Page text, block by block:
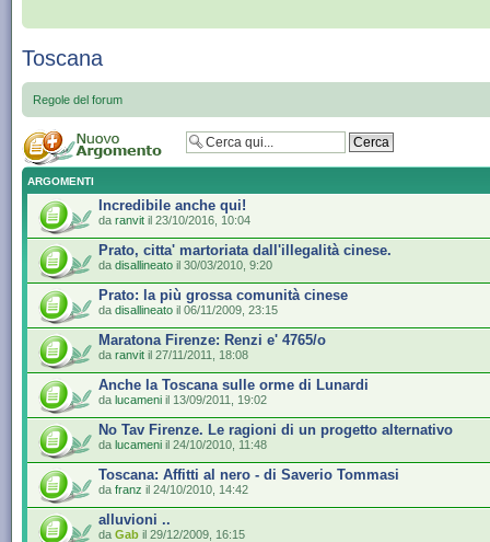
Toscana
Regole del forum
ARGOMENTI
Incredibile anche qui!
da ranvit il 23/10/2016, 10:04
Prato, citta' martoriata dall'illegalità cinese.
da disallineato il 30/03/2010, 9:20
Prato: la più grossa comunità cinese
da disallineato il 06/11/2009, 23:15
Maratona Firenze: Renzi e' 4765/o
da ranvit il 27/11/2011, 18:08
Anche la Toscana sulle orme di Lunardi
da lucameni il 13/09/2011, 19:02
No Tav Firenze. Le ragioni di un progetto alternativo
da lucameni il 24/10/2010, 11:48
Toscana: Affitti al nero - di Saverio Tommasi
da franz il 24/10/2010, 14:42
alluvioni ..
da Gab il 29/12/2009, 16:15